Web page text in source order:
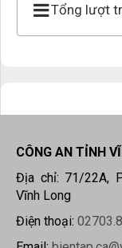
Tổng lượt
CÔNG AN TỈNH
Địa chỉ: 71/22A,
Vĩnh Long
Điện thoại: